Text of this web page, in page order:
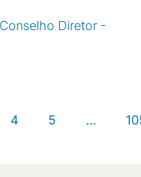
Diretor -
4 5 ...